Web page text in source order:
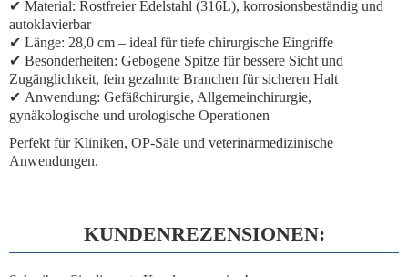
✔ Material: Rostfreier Edelstahl (316L), korrosionsbeständig und
autoklavierbar
✔ Länge: 28,0 cm – ideal für tiefe chirurgische Eingriffe
✔ Besonderheiten: Gebogene Spitze für bessere Sicht und
Zugänglichkeit, fein gezahnte Branchen für sicheren Halt
✔ Anwendung: Gefäßchirurgie, Allgemeinchirurgie,
gynäkologische und urologische Operationen
Perfekt für Kliniken, OP-Säle und veterinärmedizinische
Anwendungen.
KUNDENREZENSIONEN: